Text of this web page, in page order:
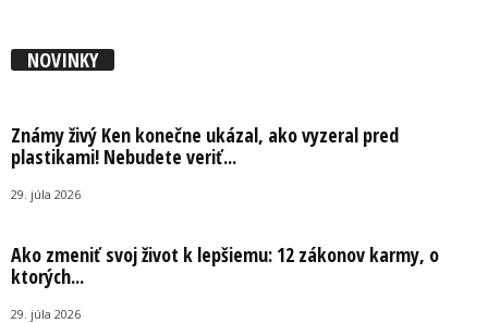
NOVINKY
Známy živý Ken konečne ukázal, ako vyzeral pred
plastikami! Nebudete veriť...
29. júla 2026
Ako zmeniť svoj život k lepšiemu: 12 zákonov karmy, o
ktorých...
29. júla 2026